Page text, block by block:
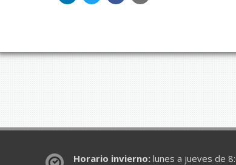
Horario invierno:lunes a jueves de